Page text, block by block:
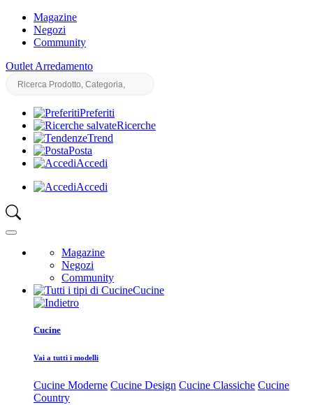
Magazine
Negozi
Community
Outlet Arredamento
Preferiti
Ricerche
Trend
Posta
Accedi
Accedi
Magazine
Negozi
Community
Cucine
Cucine
Vai a tutti i modelli
Cucine Moderne Cucine Design Cucine Classiche Cucine
Country